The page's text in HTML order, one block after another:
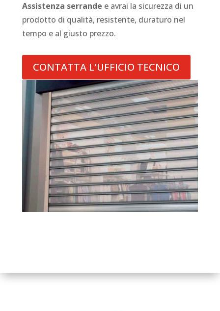
Assistenza serrande e avrai la sicurezza di un
prodotto di qualità, resistente, duraturo nel
tempo e al giusto prezzo.
CONTATTA L'UFFICIO TECNICO